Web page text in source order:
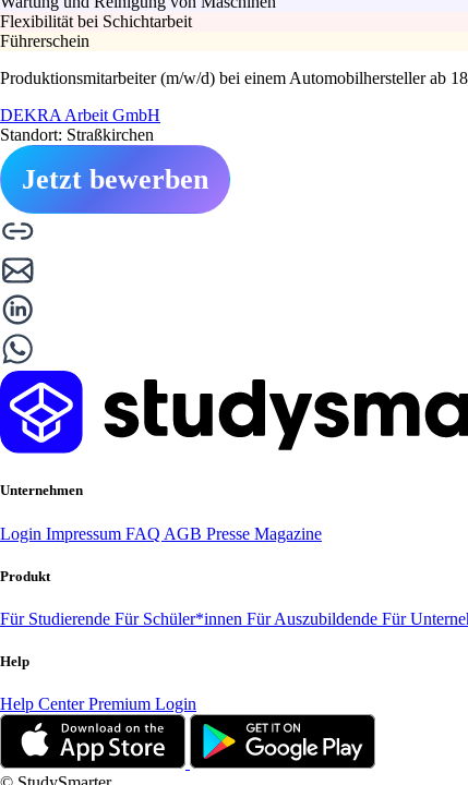
Flexibilität bei Schichtarbeit
Führerschein
Produktionsmitarbeiter (m/w/d) bei einem Automobilhersteller ab
DEKRA Arbeit GmbH
Standort: Straßkirchen
Jetzt bewerben
Unternehmen
Login Impressum FAQ AGB Presse Magazine
Produkt
Für Studierende Für Schüler*innen Für Auszubildende Für
Help
Help CenterPremium Login